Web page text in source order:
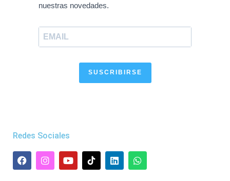
nuestras novedades.
SUSCRIBIRSE
Redes Sociales
F
a
I
n
Y
o
L
i
W
h